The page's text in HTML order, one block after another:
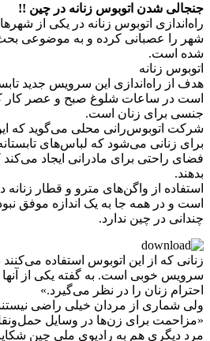
جنجالی شدن اتوبوس‌ زنانه در چین !!
راه‌اندازی اتوبوس‌ زنانه در یکی از
شهر را عصبانی کرده و به موضوعی
شده است.
اتوبوس‌ زنانه
هدف از راه‌اندازی این سرویس جدید
است در ساعات شلوغ صبح و عصر کار
جنسی برای زنان است.
شرکت اتوبوس‌رانی محلی می‌گوید که
برای زنانی می‌شود که لباس‌های
فضای راحتی برای مادرانی ایجاد می‌کند
بدهند.
استفاده از واگن‌های مترو و قطار
است و در همه جا به یک اندازه موفق
چندانی در چین ندارد.
زنانی که از این اتوبوس‌ استفاده
سرویس خوبی است. به گفته یکی از آنها
احترام زنان را در نظر می‌گیرد.»
ولی شماری از مردان خیلی راضی
«مزاحمت برای زن‌ها در وسایل
مرد دیگری هم به رادیوی ملی چین